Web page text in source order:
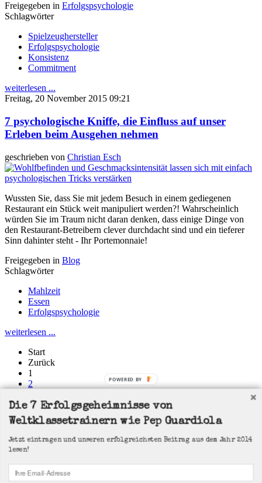
Freigegeben in Erfolgspsychologie
Schlagwörter
Spielzeughersteller
Erfolgspsychologie
Konsistenz
Commitment
weiterlesen ...
Freitag, 20 November 2015 09:21
7 psychologische Kniffe, die Einfluss auf unser
Erleben beim Ausgehen nehmen
geschrieben von Christian Esch
Wussten Sie, dass Sie mit jedem Besuch in einem gediegenen
Restaurant ein Stück weit manipuliert werden?! Wahrscheinlich
würden Sie im Traum nicht daran denken, dass einige Dinge von
den Restaurant-Betreibern clever durchdacht sind und ein tieferer
Sinn dahinter steht - Ihr Portemonnaie!
Freigegeben in Blog
Schlagwörter
Mahlzeit
Essen
Erfolgspsychologie
weiterlesen ...
Start
Zurück
1
2
4
5
6
7
8
10
Weiter
Die 7 Erfolgsgeheimnisse von
Weltklassetrainern wie Pep Guardiola
Jetzt eintragen und unseren erfolgreichsten Beitrag aus dem Jahr 2014
lesen!
POWERED BY